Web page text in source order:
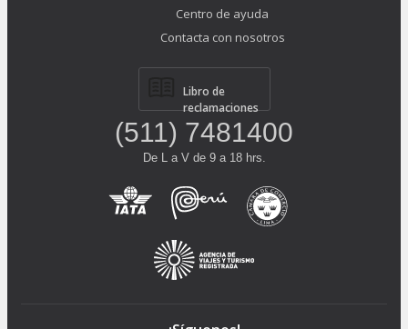
Centro de ayuda
Contacta con nosotros
Libro de
reclamaciones
(511) 7481400
De L a V de 9 a 18 hrs.